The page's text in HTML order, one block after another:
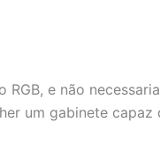
e não
um gabinete